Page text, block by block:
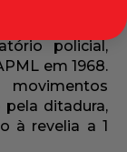
policial,
em 1968.
pela ditadura,
à revelia a 1